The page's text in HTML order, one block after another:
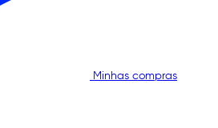
Minhas compras